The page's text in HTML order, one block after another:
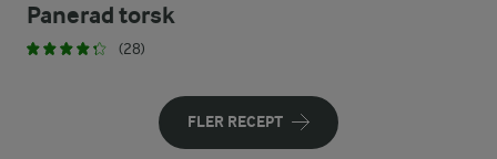
Panerad torsk
(28)
FLER RECEPT